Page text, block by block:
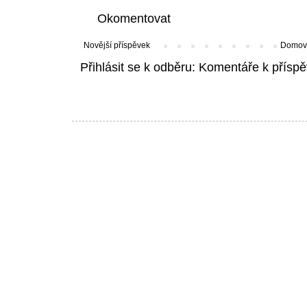
Okomentovat
Novější příspěvek
Přihlásit se k odběru: Komentáře k